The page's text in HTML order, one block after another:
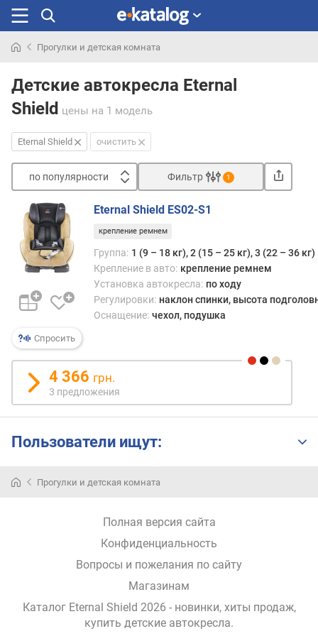
раньше
Прогулки и детская комната
Детские автокресла Eternal
Shield цены на 1 модель
Eternal Shield очистить
по популярности
п
о
п
о
у
л
р
н
с
о
е
о
Фильтр 1
Спросить
Eternal Shield ES02-S1
крепление ремнем
Группа: 1 (9 – 18 кг), 2 (15 – 25 кг), 3 (22 – 36 кг)
Крепление в авто: крепление ремнем
Установка автокресла: по ходу
Регулировки: наклон спинки, высота
Оснащение: чехол, подушка
4 366 грн.
3 предложения
Пользователи ищут:
Прогулки и детская комната
Полная версия сайта
Конфиденциальность
Вопросы и пожелания по сайту
Магазинам
Каталог Eternal Shield 2026 - новинки, хиты продаж,
купить детские автокресла.